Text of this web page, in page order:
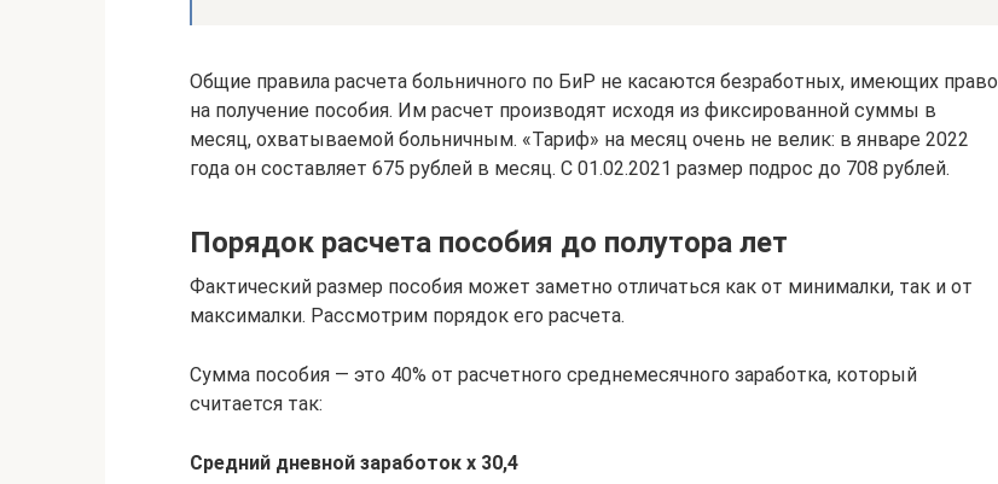
Общие правила расчета больничного по БиР не касаются безработных, имеющих право
на получение пособия. Им расчет производят исходя из фиксированной суммы в
месяц, охватываемой больничным. «Тариф» на месяц очень не велик: в январе 2022
года он составляет 675 рублей в месяц. С 01.02.2021 размер подрос до 708 рублей.
Порядок расчета пособия до полутора лет
Фактический размер пособия может заметно отличаться как от минималки, так и от
максималки. Рассмотрим порядок его расчета.
Сумма пособия — это 40% от расчетного среднемесячного заработка, который
считается так:
Средний дневной заработок х 30,4